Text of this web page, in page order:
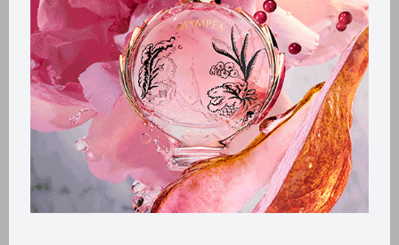
Llega HOY
Llega en 2 HS